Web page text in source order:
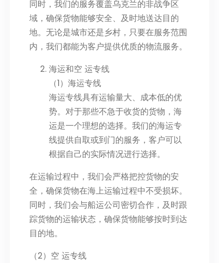
同时，我们的服务覆盖乌克兰的非战争区
域，确保货物能够安全、及时地送达目的
地。无论是城市还是乡村，只要在服务范围
内，我们都能为客户提供优质的物流服务。
海运和空 运专线
（1）海运专线
海运专线具有运输量大、成本低的优
势。对于那些不急于收货的货物，海
运是一个理想的选择。我们的海运专
线提供自取或到门的服务，客户可以
根据自己的实际情况进行选择。
在运输过程中，我们会严格把控货物的安
全，确保货物在海上运输过程中不受损坏。
同时，我们会与船运公司密切合作，及时跟
踪货物的运输状态，确保货物能够按时到达
目的地。
（2）空 运专线